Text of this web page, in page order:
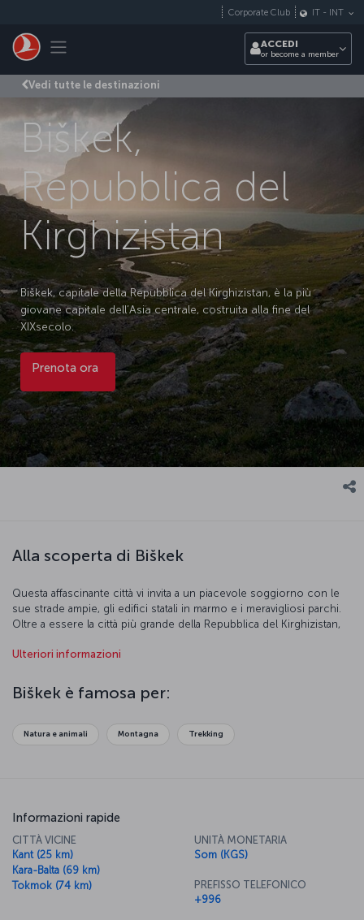
Toggle navigation
Corporate Club IT - INT
ACCEDI
or become a member
Vedi tutte le destinazioni
Biškek,
Repubblica del
Kirghizistan
Biškek, capitale della Repubblica del Kirghizistan, è la più
giovane capitale dell’Asia centrale, costruita alla fine del
XIXsecolo.
Prenota ora
Alla scoperta di Biškek
Questa affascinante città vi invita a un piacevole soggiorno con le
sue strade ampie, gli edifici statali in marmo e i meravigliosi parchi.
Oltre a essere la città più grande della Repubblica del Kirghizistan,
cui potrete osservare sia la cultura sovietica sia quella kirghisa.
Ulteriori informazioni
Biškek è famosa per:
Natura e animali Montagna Trekking
Informazioni rapide
CITTÀ VICINE
Kant (25 km)
Kara-Balta (69 km)
Tokmok (74 km)
UNITÀ MONETARIA
Som (KGS)
PREFISSO TELEFONICO
+996